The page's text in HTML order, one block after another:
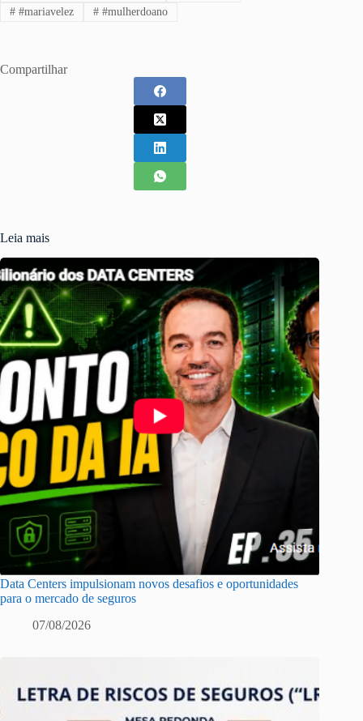
##mariavelez ##mulherdoano
Compartilhar
Leia mais
Data Centers impulsionam novos desafios e oportunidades
para o mercado de seguros
07/08/2026